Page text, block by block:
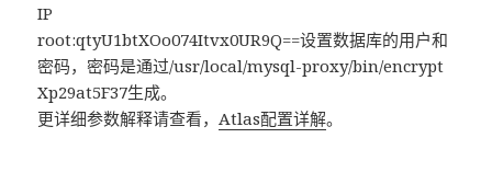
IP
root:qtyU1btXOo074Itvx0UR9Q==设置数据库的用户和
密码，密码是通过/usr/local/mysql-proxy/bin/encrypt
Xp29at5F37生成。
更详细参数解释请查看， Atlas配置详解。